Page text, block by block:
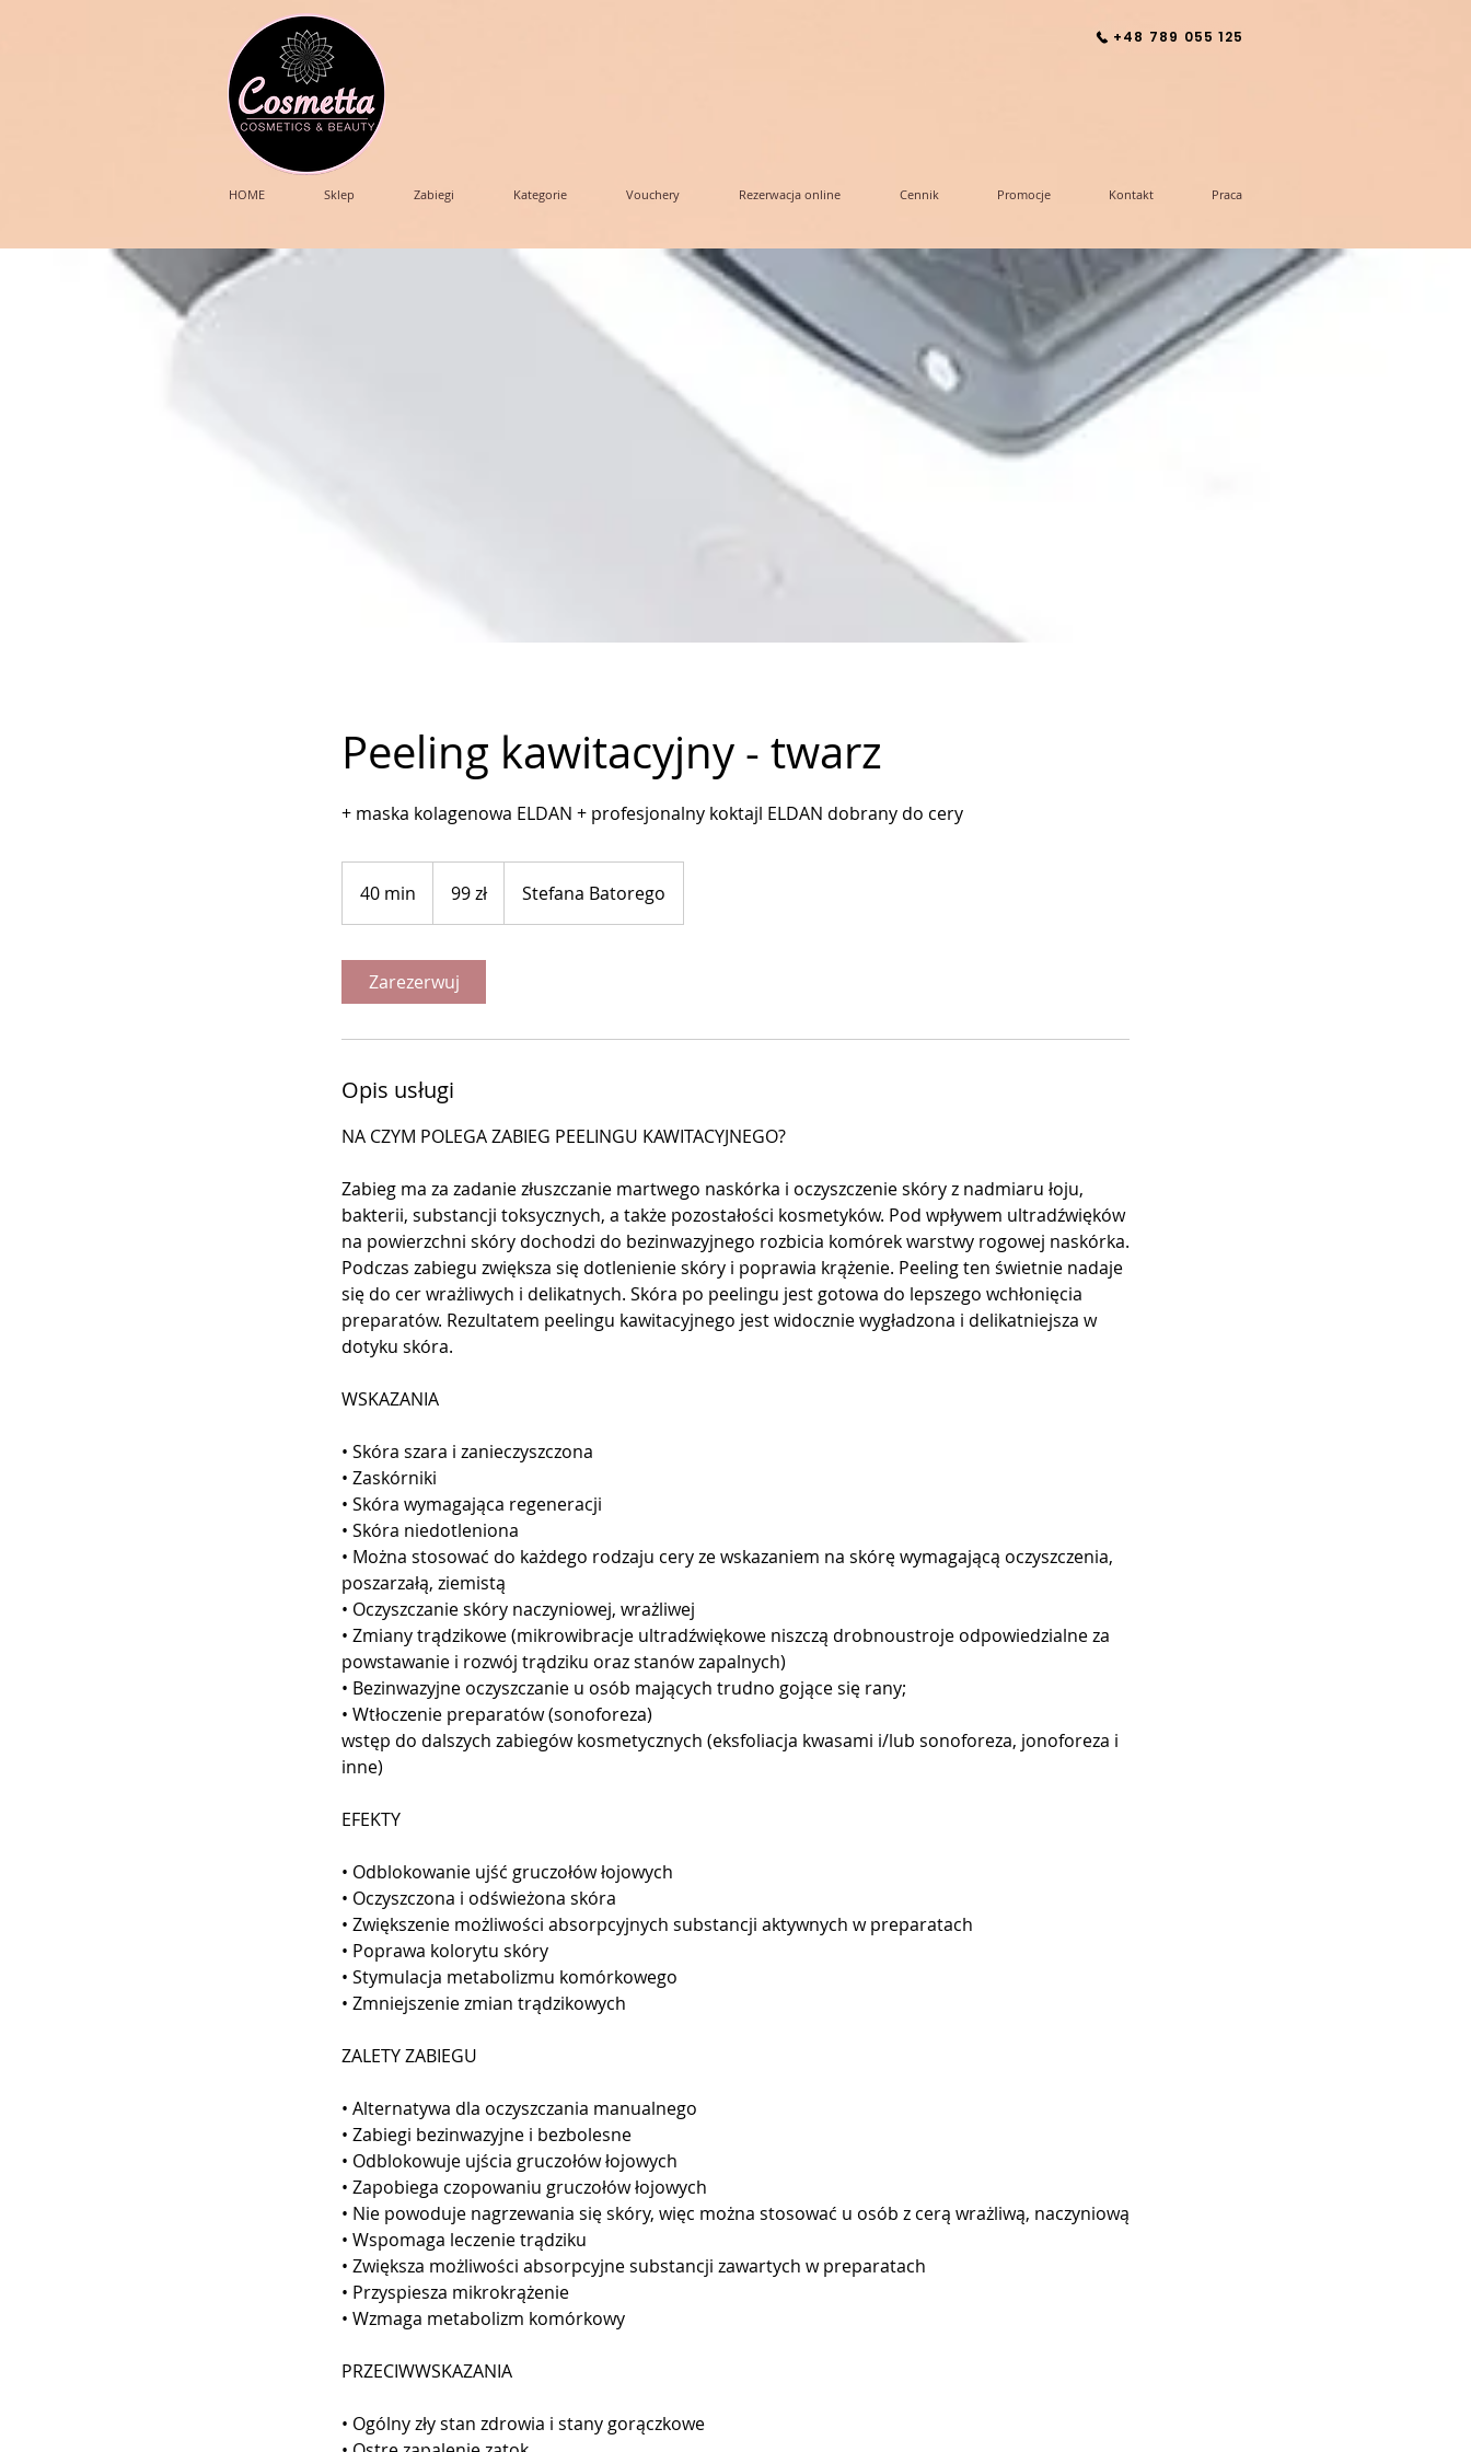
+48 789 055 125
HOME Sklep Zabiegi Kategorie Vouchery Rezerwacja online Cennik Promocje Kontakt Praca
Peeling kawitacyjny - twarz
+ maska kolagenowa ELDAN + profesjonalny koktajl ELDAN dobrany do cery
40 min
0
n
polskich
99 zł Stefana Batorego
Zarezerwuj
Opis usługi
NA CZYM POLEGA ZABIEG PEELINGU KAWITACYJNEGO?
Zabieg ma za zadanie złuszczanie martwego naskórka i oczyszczenie skóry z nadmiaru łoju,
bakterii, substancji toksycznych, a także pozostałości kosmetyków. Pod wpływem ultradźwięków
na powierzchni skóry dochodzi do bezinwazyjnego rozbicia komórek warstwy rogowej naskórka.
Podczas zabiegu zwiększa się dotlenienie skóry i poprawia krążenie. Peeling ten świetnie nadaje
się do cer wrażliwych i delikatnych. Skóra po peelingu jest gotowa do lepszego wchłonięcia
preparatów. Rezultatem peelingu kawitacyjnego jest widocznie wygładzona i delikatniejsza w
dotyku skóra.
WSKAZANIA
• Skóra szara i zanieczyszczona
• Zaskórniki
• Skóra wymagająca regeneracji
• Skóra niedotleniona
• Można stosować do każdego rodzaju cery ze wskazaniem na skórę wymagającą oczyszczenia,
poszarzałą, ziemistą
• Oczyszczanie skóry naczyniowej, wrażliwej
• Zmiany trądzikowe (mikrowibracje ultradźwiękowe niszczą drobnoustroje odpowiedzialne za
powstawanie i rozwój trądziku oraz stanów zapalnych)
• Bezinwazyjne oczyszczanie u osób mających trudno gojące się rany;
• Wtłoczenie preparatów (sonoforeza)
wstęp do dalszych zabiegów kosmetycznych (eksfoliacja kwasami i/lub sonoforeza, jonoforeza i
inne)
EFEKTY
• Odblokowanie ujść gruczołów łojowych
• Oczyszczona i odświeżona skóra
• Zwiększenie możliwości absorpcyjnych substancji aktywnych w preparatach
• Poprawa kolorytu skóry
• Stymulacja metabolizmu komórkowego
• Zmniejszenie zmian trądzikowych
ZALETY ZABIEGU
• Alternatywa dla oczyszczania manualnego
• Zabiegi bezinwazyjne i bezbolesne
• Odblokowuje ujścia gruczołów łojowych
• Zapobiega czopowaniu gruczołów łojowych
• Nie powoduje nagrzewania się skóry, więc można stosować u osób z cerą wrażliwą, naczyniową
• Wspomaga leczenie trądziku
• Zwiększa możliwości absorpcyjne substancji zawartych w preparatach
• Przyspiesza mikrokrążenie
• Wzmaga metabolizm komórkowy
PRZECIWWSKAZANIA
• Ogólny zły stan zdrowia i stany gorączkowe